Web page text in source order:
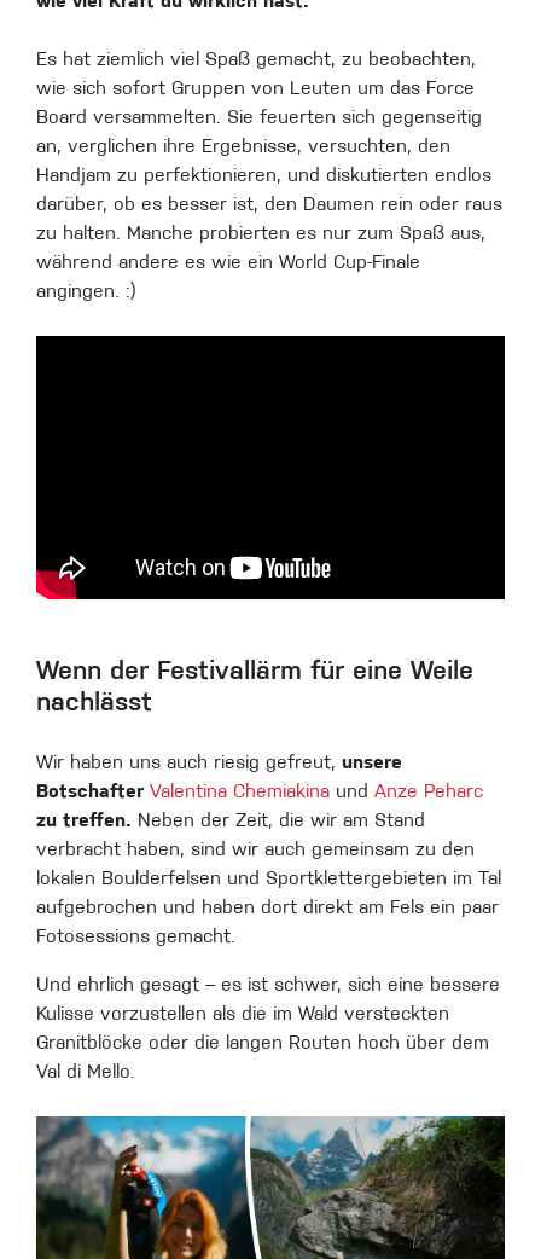
Es hat ziemlich viel Spaß gemacht, zu beobachten,
wie sich sofort Gruppen von Leuten um das Force
Board versammelten. Sie feuerten sich gegenseitig
an, verglichen ihre Ergebnisse, versuchten, den
Handjam zu perfektionieren, und diskutierten endlos
darüber, ob es besser ist, den Daumen rein oder raus
zu halten. Manche probierten es nur zum Spaß aus,
während andere es wie ein World Cup-Finale
angingen. :)
Wenn der Festivallärm für eine Weile
nachlässt
Wir haben uns auch riesig gefreut, unsere
Botschafter Valentina Chemiakina und Anze Peharc
zu treffen. Neben der Zeit, die wir am Stand
verbracht haben, sind wir auch gemeinsam zu den
lokalen Boulderfelsen und Sportklettergebieten im Tal
aufgebrochen und haben dort direkt am Fels ein paar
Fotosessions gemacht.
Und ehrlich gesagt – es ist schwer, sich eine bessere
Kulisse vorzustellen als die im Wald versteckten
Granitblöcke oder die langen Routen hoch über dem
Val di Mello.